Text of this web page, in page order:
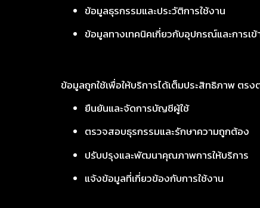
ข้อมูลธุรกรรมและประวัติการใช้งาน
ข้อมูลทางเทคนิคเกี่ยวกับอุปกรณ์และการเข้
ข้อมูลถูกใช้เพื่อให้บริการได้เต็มประสิทธิภาพ ต
ยืนยันและจัดการบัญชีผู้ใช้
ตรวจสอบธุรกรรมและรักษาความถูกต้อง
ปรับปรุงและพัฒนาคุณภาพการให้บริการ
แจ้งข้อมูลที่เกี่ยวข้องกับการใช้งาน